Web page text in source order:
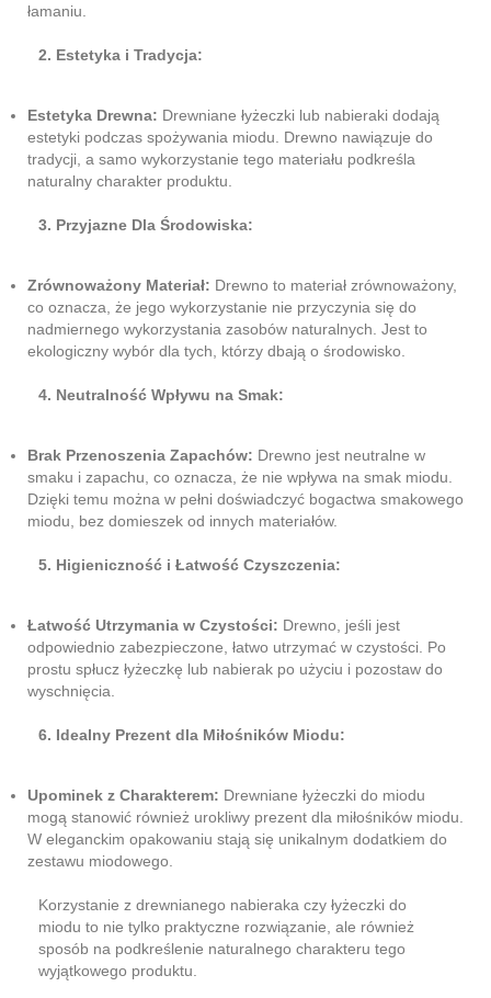
łamaniu.
2. Estetyka i Tradycja:
Estetyka Drewna: Drewniane łyżeczki lub nabieraki dodają
estetyki podczas spożywania miodu. Drewno nawiązuje do
tradycji, a samo wykorzystanie tego materiału podkreśla
naturalny charakter produktu.
3. Przyjazne Dla Środowiska:
Zrównoważony Materiał: Drewno to materiał zrównoważony,
co oznacza, że jego wykorzystanie nie przyczynia się do
nadmiernego wykorzystania zasobów naturalnych. Jest to
ekologiczny wybór dla tych, którzy dbają o środowisko.
4. Neutralność Wpływu na Smak:
Brak Przenoszenia Zapachów: Drewno jest neutralne w
smaku i zapachu, co oznacza, że nie wpływa na smak miodu.
Dzięki temu można w pełni doświadczyć bogactwa smakowego
miodu, bez domieszek od innych materiałów.
5. Higieniczność i Łatwość Czyszczenia:
Łatwość Utrzymania w Czystości: Drewno, jeśli jest
odpowiednio zabezpieczone, łatwo utrzymać w czystości. Po
prostu spłucz łyżeczkę lub nabierak po użyciu i pozostaw do
wyschnięcia.
6. Idealny Prezent dla Miłośników Miodu:
Upominek z Charakterem: Drewniane łyżeczki do miodu
mogą stanowić również urokliwy prezent dla miłośników miodu.
W eleganckim opakowaniu stają się unikalnym dodatkiem do
zestawu miodowego.
Korzystanie z drewnianego nabieraka czy łyżeczki do
miodu to nie tylko praktyczne rozwiązanie, ale również
sposób na podkreślenie naturalnego charakteru tego
wyjątkowego produktu.